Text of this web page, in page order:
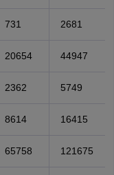
731 2681
20654 44947
2362 5749
8614 16415
65758 121675